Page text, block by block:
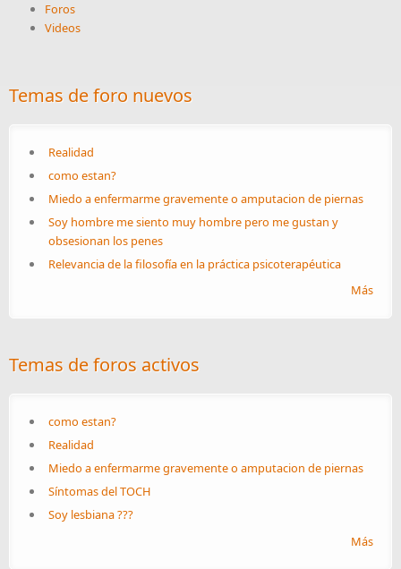
Foros
Videos
Temas de foro nuevos
Realidad
como estan?
Miedo a enfermarme gravemente o amputacion de piernas
Soy hombre me siento muy hombre pero me gustan y
obsesionan los penes
Relevancia de la filosofía en la práctica psicoterapéutica
Más
Temas de foros activos
como estan?
Realidad
Miedo a enfermarme gravemente o amputacion de piernas
Síntomas del TOCH
Soy lesbiana ???
Más